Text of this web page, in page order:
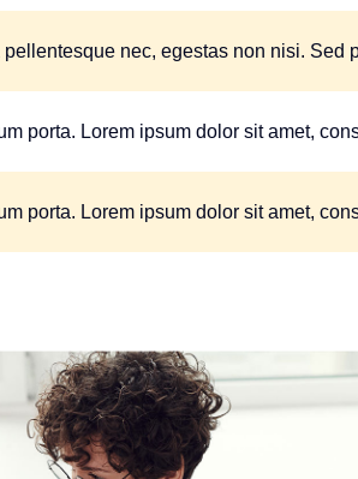
nec, egestas non nisi. Sed
porta. Lorem ipsum dolor sit amet,
porta. Lorem ipsum dolor sit amet,